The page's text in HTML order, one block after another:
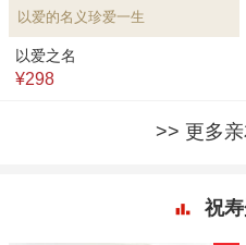
以爱的名义珍爱一生
以爱之名
¥298
更多
祝